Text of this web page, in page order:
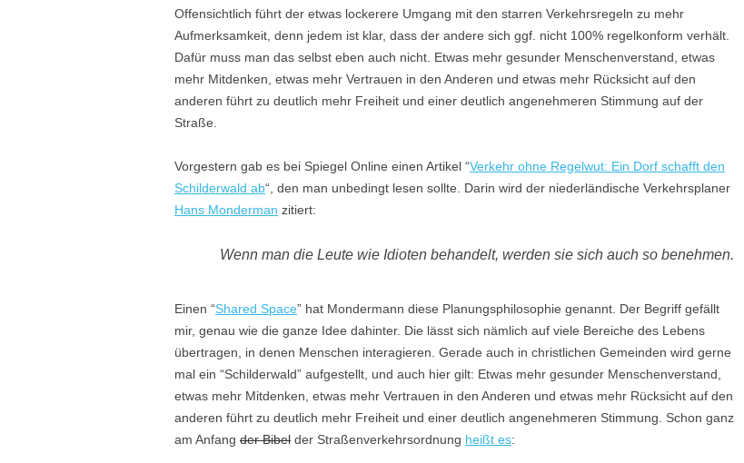
Offensichtlich führt der etwas lockerere Umgang mit den starren Verkehrsregeln zu mehr
Aufmerksamkeit, denn jedem ist klar, dass der andere sich ggf. nicht 100% regelkonform verhält.
Dafür muss man das selbst eben auch nicht. Etwas mehr gesunder Menschenverstand, etwas
mehr Mitdenken, etwas mehr Vertrauen in den Anderen und etwas mehr Rücksicht auf den
anderen führt zu deutlich mehr Freiheit und einer deutlich angenehmeren Stimmung auf der
Straße.
Vorgestern gab es bei Spiegel Online einen Artikel “Verkehr ohne Regelwut: Ein Dorf schafft den
Schilderwald ab“, den man unbedingt lesen sollte. Darin wird der niederländische Verkehrsplaner
Hans Monderman zitiert:
Wenn man die Leute wie Idioten behandelt, werden sie sich auch so benehmen.
Einen “Shared Space” hat Mondermann diese Planungsphilosophie genannt. Der Begriff gefällt
mir, genau wie die ganze Idee dahinter. Die lässt sich nämlich auf viele Bereiche des Lebens
übertragen, in denen Menschen interagieren. Gerade auch in christlichen Gemeinden wird gerne
mal ein “Schilderwald” aufgestellt, und auch hier gilt: Etwas mehr gesunder Menschenverstand,
etwas mehr Mitdenken, etwas mehr Vertrauen in den Anderen und etwas mehr Rücksicht auf den
anderen führt zu deutlich mehr Freiheit und einer deutlich angenehmeren Stimmung. Schon ganz
am Anfang der Bibel der Straßenverkehrsordnung heißt es: